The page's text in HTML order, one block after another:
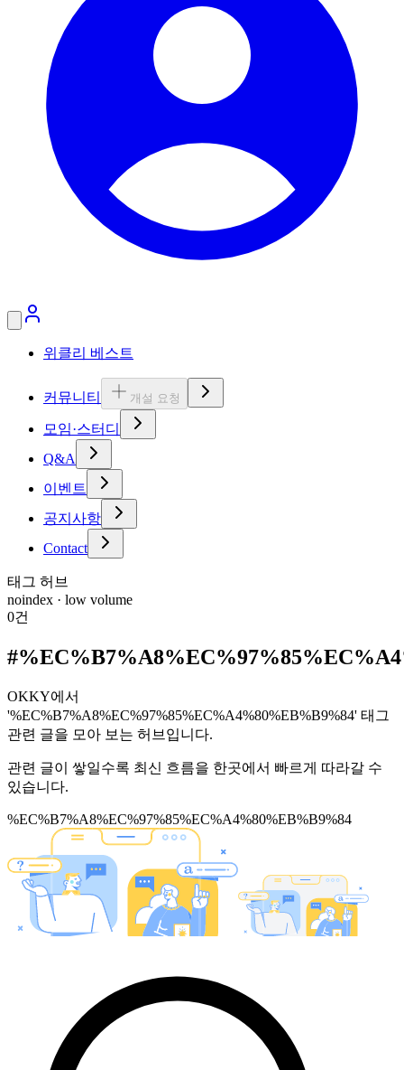
위클리 베스트
커뮤니티 개설 요청
모임·스터디
Q&A
이벤트
공지사항
Contact
태그 허브
noindex · low volume
0건
#
OKKY에서
'%EC%B7%A8%EC%97%85%EC%A4%80%EB%B9%84' 태그
관련 글을 모아 보는 허브입니다.
관련 글이 쌓일수록 최신 흐름을 한곳에서 빠르게 따라갈 수
있습니다.
%EC%B7%A8%EC%97%85%EC%A4%80%EB%B9%84